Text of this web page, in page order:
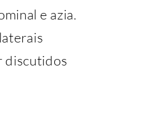
e azia.
discutidos